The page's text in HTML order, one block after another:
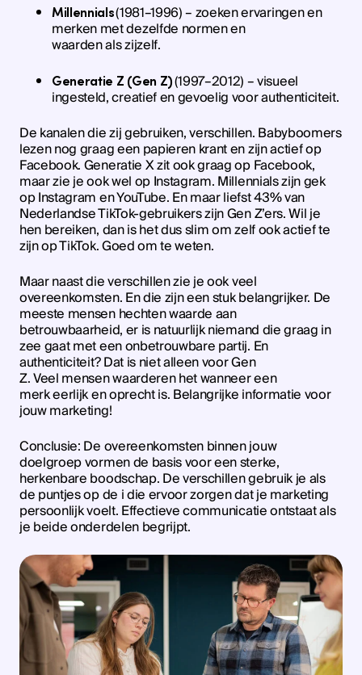
Millennials(1981–1996) – zoeken ervaringen en
merken met dezelfde normen en
waarden als zijzelf.
Generatie Z (Gen Z)(1997–2012) – visueel
ingesteld, creatief en gevoelig voor authenticiteit.
De kanalen die zij gebruiken, verschillen. Babyboomers
lezen nog graag een papieren krant en zijn actief op
Facebook. Generatie X zit ook graag op Facebook,
maar zie je ook wel op Instagram. Millennials zijn gek
op Instagram en YouTube. En maar liefst 43% van
Nederlandse TikTok-gebruikers zijn Gen Z’ers. Wil je
hen bereiken, dan is het dus slim om zelf ook actief te
zijn op TikTok. Goed om te weten.
Maar naast die verschillen zie je ook veel
overeenkomsten. En die zijn een stuk belangrijker. De
meeste mensen hechten waarde aan
betrouwbaarheid, er is natuurlijk niemand die graag in
zee gaat met een onbetrouwbare partij. En
authenticiteit? Dat is niet alleen voor Gen
Z. Veel mensen waarderen het wanneer een
merk eerlijk en oprecht is. Belangrijke informatie voor
jouw marketing!
Conclusie: De overeenkomsten binnen jouw
doelgroep vormen de basis voor een sterke,
herkenbare boodschap. De verschillen gebruik je als
de puntjes op de i die ervoor zorgen dat je marketing
persoonlijk voelt. Effectieve communicatie ontstaat als
je beide onderdelen begrijpt.